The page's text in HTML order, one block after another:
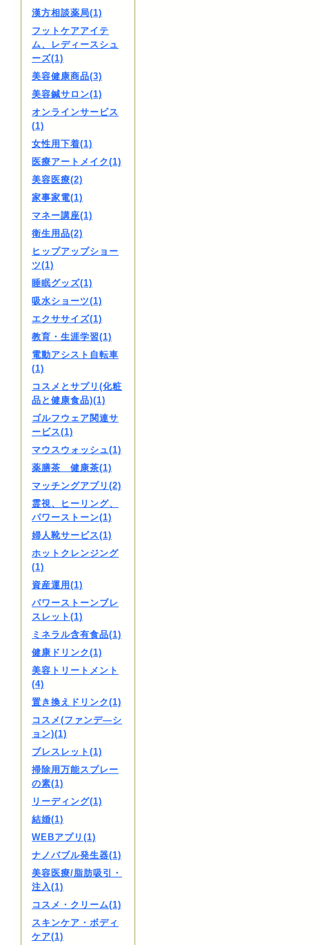
漢方相談薬局(1)
フットケアアイテ
ム、レディースシュ
ーズ(1)
美容健康商品(3)
美容鍼サロン(1)
オンラインサービス
(1)
女性用下着(1)
医療アートメイク(1)
美容医療(2)
家事家電(1)
マネー講座(1)
衛生用品(2)
ヒップアップショー
ツ(1)
睡眠グッズ(1)
吸水ショーツ(1)
エクササイズ(1)
教育・生涯学習(1)
電動アシスト自転車
(1)
コスメとサプリ(化粧
品と健康食品)(1)
ゴルフウェア関連サ
ービス(1)
マウスウォッシュ(1)
薬膳茶 健康茶(1)
マッチングアプリ(2)
霊視、ヒーリング、
パワーストーン(1)
婦人靴サービス(1)
ホットクレンジング
(1)
資産運用(1)
パワーストーンブレ
スレット(1)
ミネラル含有食品(1)
健康ドリンク(1)
美容トリートメント
(4)
置き換えドリンク(1)
コスメ(ファンデ―シ
ョン)(1)
ブレスレット(1)
掃除用万能スプレー
の素(1)
リーディング(1)
結婚(1)
WEBアプリ(1)
ナノバブル発生器(1)
美容医療/脂肪吸引・
注入(1)
コスメ・クリーム(1)
スキンケア・ボディ
ケア(1)